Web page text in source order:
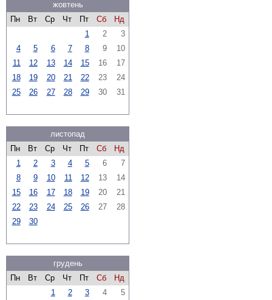
жовтень
Пн
Вт Ср Чт Пт Сб
Нд
1
2
3
4
5 6 7 8 9
10
11
12 13 14 15 16
17
18
19 20 21 22 23
24
25
26 27 28 29 30 31
листопад
Пн
Вт Ср Чт Пт Сб
Нд
1
2 3 4 5 6
7
8
9 10 11 12 13
14
15
16 17 18 19 20
21
22
23 24 25 26 27
28
29
30
грудень
Пн
Вт Ср Чт Пт Сб
Нд
1
2 3 4
5